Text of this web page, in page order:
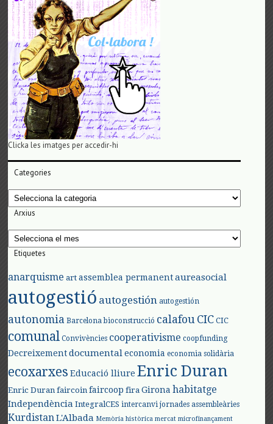
Clicka les imatges per accedir-hi
Categories
Categories
Arxius
Arxius
Etiquetes
anarquisme art assemblea permanent aureasocial
autogestió autogestión autogestión
autonomia Barcelona bioconstrucció calafou CIC CIC
comunal Convivències cooperativisme coopfunding
Decreixement documental economia economia solidària
ecoxarxes Educació lliure Enric Duran
Enric Duran faircoin faircoop fira Girona habitatge
Independència IntegralCES intercanvi jornades assembleàries
Kurdistan L'Albada Memòria històrica mercat microfinançament